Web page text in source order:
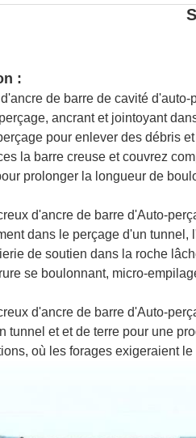
:
de barre de cavité
ancrant et jointoyant
pour enlever des débris
la barre creuse et couvrez
prolonger la longueur de
d'ancre de barre d'Auto-
dans le perçage d'un
de soutien dans la roche
se boulonnant, micro-
d'ancre de barre d'Auto-
tunnel et et de terre pour une
où les forages exigeraient